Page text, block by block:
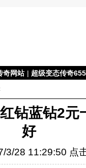
奇网站 | 超级变态传奇
钻蓝钻2
好
3/28 11:29:50 点